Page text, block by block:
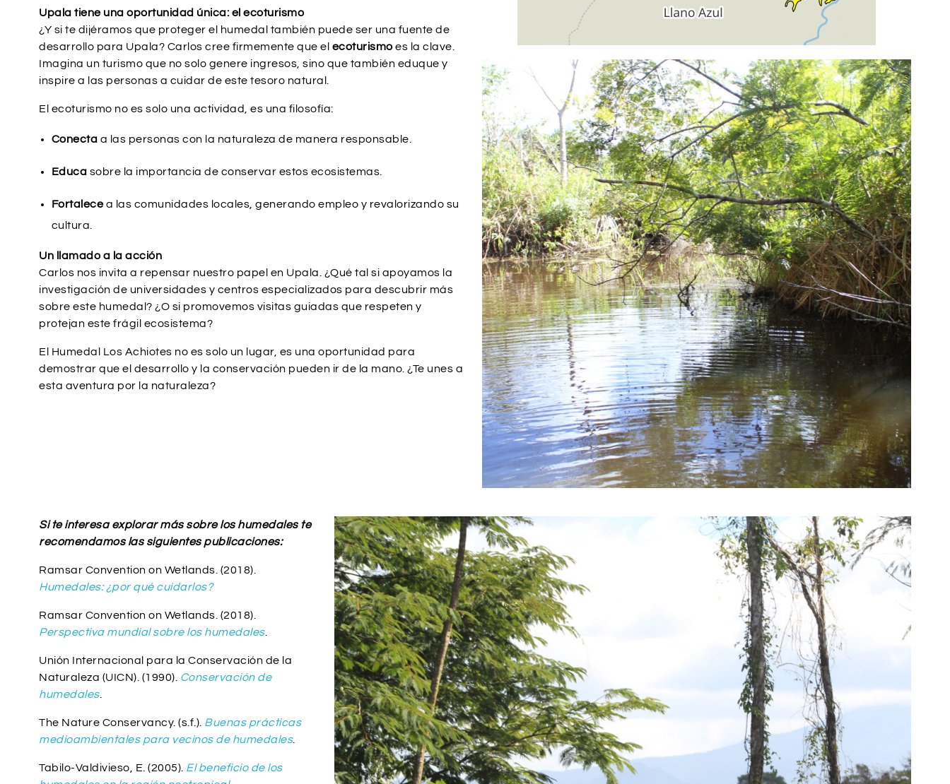
Upala tiene una oportunidad única: el ecoturismo
¿Y si te dijéramos que proteger el humedal también puede ser una fuente de
desarrollo para Upala? Carlos cree firmemente que el ecoturismoes la clave.
Imagina un turismo que no solo genere ingresos, sino que también eduque y
inspire a las personas a cuidar de este tesoro natural.
El ecoturismo no es solo una actividad, es una filosofía:
Conecta a las personas con la naturaleza de manera responsable.
Educa sobre la importancia de conservar estos ecosistemas.
Fortalecea las comunidades locales, generando empleo y revalorizando su
cultura.
Un llamado a la acción
Carlos nos invita a repensar nuestro papel en Upala. ¿Qué tal si apoyamos la
investigación de universidades y centros especializados para descubrir más
sobre este humedal? ¿O si promovemos visitas guiadas que respeten y
protejan este frágil ecosistema?
El Humedal Los Achiotes no es solo un lugar, es una oportunidad para
demostrar que el desarrollo y la conservación pueden ir de la mano. ¿Te unes a
esta aventura por la naturaleza?
Si te interesa explorar más sobre los humedales te
recomendamos las siguientes publicaciones:
Ramsar Convention on Wetlands. (2018).
Humedales: ¿por qué cuidarlos?
Ramsar Convention on Wetlands. (2018).
Perspectiva mundial sobre los humedales.
Unión Internacional para la Conservación de la
Naturaleza (UICN). (1990). Conservación de
humedales.
The Nature Conservancy. (s.f.). Buenas prácticas
medioambientales para vecinos de humedales.
Tabilo-Valdivieso, E. (2005). El beneficio de los